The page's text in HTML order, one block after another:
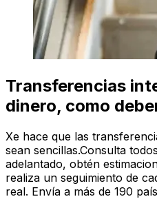
Transferencias
dinero, como
Xe hace que las
sean sencillas.Consulta
adelantado, obtén
realiza un seguimiento de
real. Envía a más de 190